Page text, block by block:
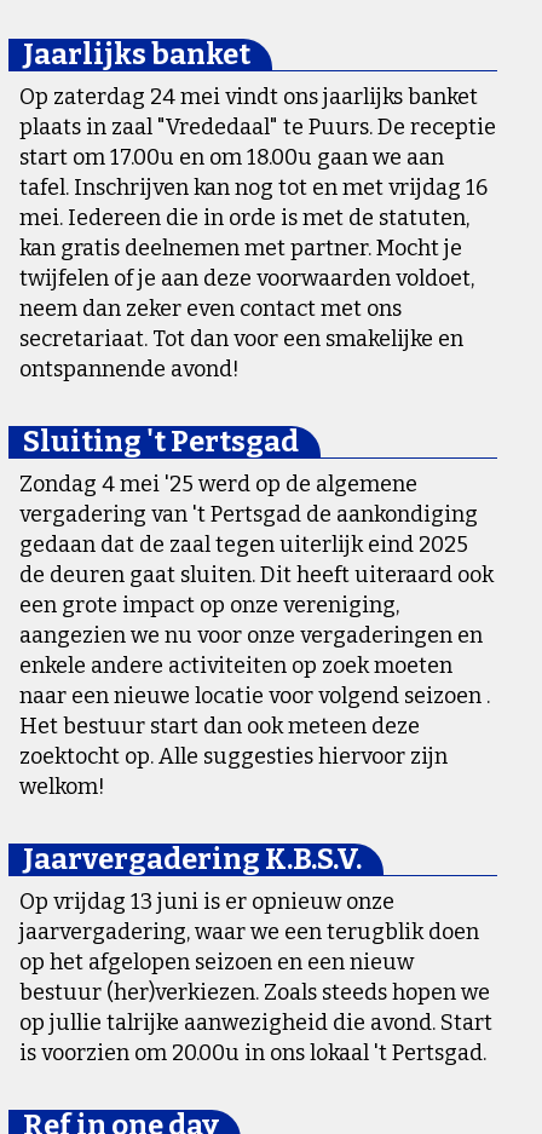
Jaarlijks banket
Op zaterdag 24 mei vindt ons jaarlijks banket
plaats in zaal "Vrededaal" te Puurs. De receptie
start om 17.00u en om 18.00u gaan we aan
tafel. Inschrijven kan nog tot en met vrijdag 16
mei. Iedereen die in orde is met de statuten,
kan gratis deelnemen met partner. Mocht je
twijfelen of je aan deze voorwaarden voldoet,
neem dan zeker even contact met ons
secretariaat. Tot dan voor een smakelijke en
ontspannende avond!
Sluiting 't Pertsgad
Zondag 4 mei '25 werd op de algemene
vergadering van 't Pertsgad de aankondiging
gedaan dat de zaal tegen uiterlijk eind 2025
de deuren gaat sluiten. Dit heeft uiteraard ook
een grote impact op onze vereniging,
aangezien we nu voor onze vergaderingen en
enkele andere activiteiten op zoek moeten
naar een nieuwe locatie voor volgend seizoen .
Het bestuur start dan ook meteen deze
zoektocht op. Alle suggesties hiervoor zijn
welkom!
Jaarvergadering K.B.S.V.
Op vrijdag 13 juni is er opnieuw onze
jaarvergadering, waar we een terugblik doen
op het afgelopen seizoen en een nieuw
bestuur (her)verkiezen. Zoals steeds hopen we
op jullie talrijke aanwezigheid die avond. Start
is voorzien om 20.00u in ons lokaal 't Pertsgad.
Ref in one day